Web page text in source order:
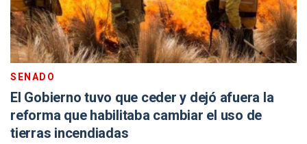
SENADO
El Gobierno tuvo que ceder y dejó afuera la
reforma que habilitaba cambiar el uso de
tierras incendiadas